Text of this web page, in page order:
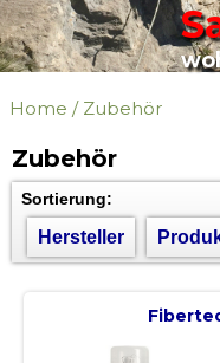
Home / Zubehör
Zubehör
Sortierung:
Hersteller